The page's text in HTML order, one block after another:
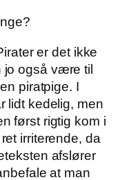
er det ikke
jo også være til
piratpige. I
lidt kedelig, men
først rigtig kom i
irriterende, da
afslører
at man